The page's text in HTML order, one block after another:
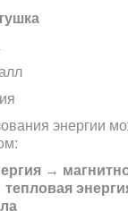
энергии
→